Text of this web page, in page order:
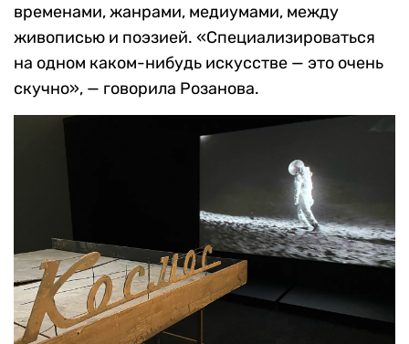
временами, жанрами, медиумами, между
живописью и поэзией. «Специализироваться
на одном каком-нибудь искусстве — это очень
скучно», — говорила Розанова.